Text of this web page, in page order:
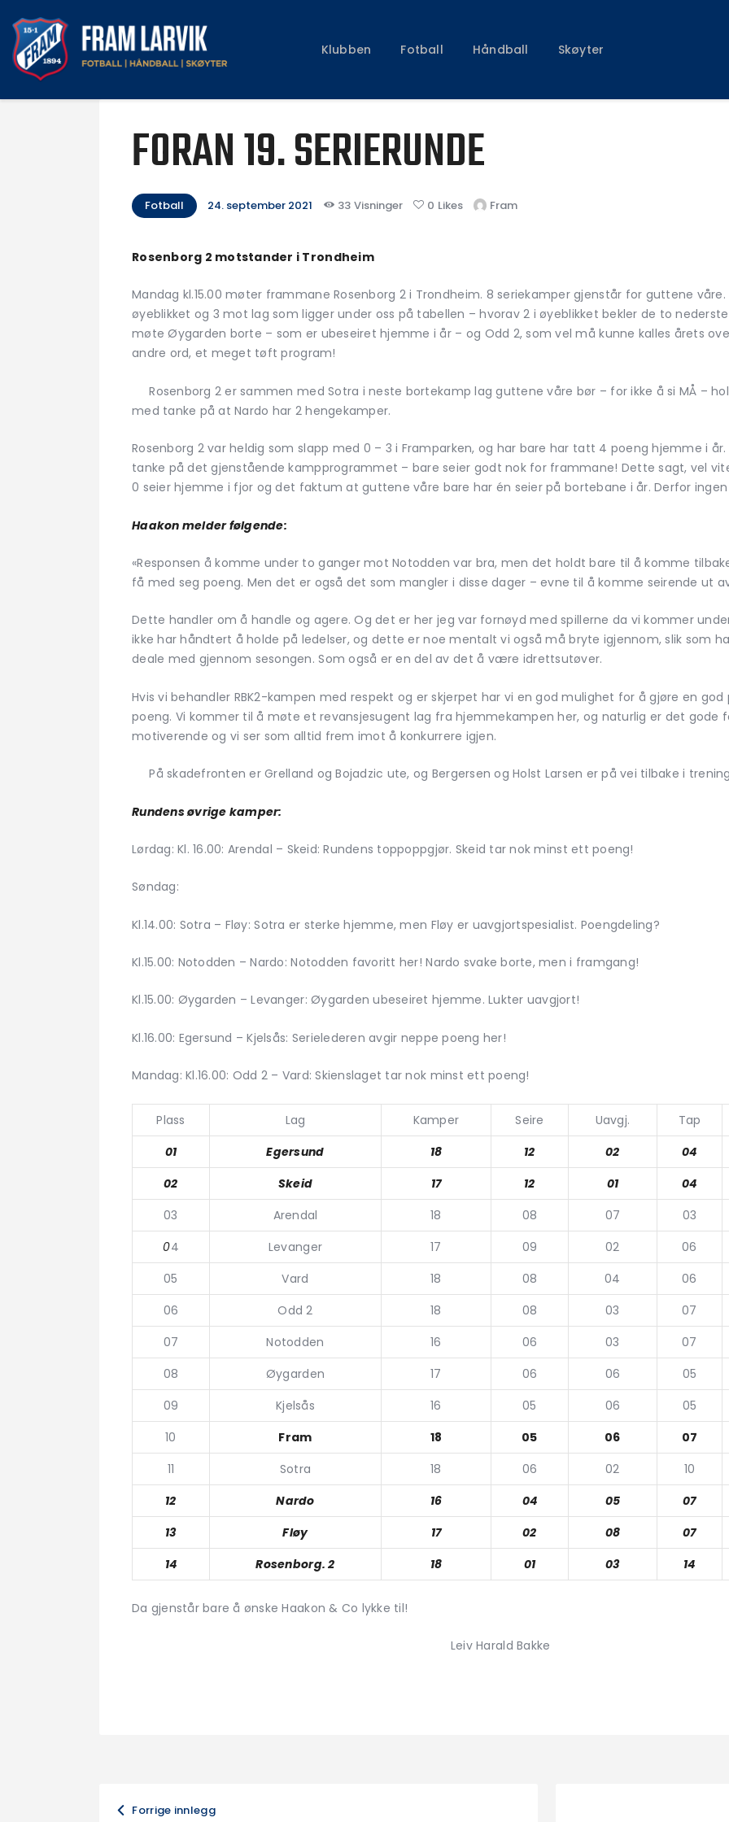
Klubben Fotball Håndball Skøyter
Fotball
Skøyter
FORAN 19. SERIERUNDE
Fotball 24. september 2021 33 Visninger 0 Likes Fram
Rosenborg 2 motstander i Trondheim
Mandag kl.15.00 møter frammane Rosenborg 2 i Trondheim. 8 seriekamper gjenstår for guttene
øyeblikket og 3 mot lag som ligger under oss på tabellen – hvorav 2 i øyeblikket bekler de to
møte Øygarden borte – som er ubeseiret hjemme i år – og Odd 2, som vel må kunne kalles årets
andre ord, et meget tøft program!
Rosenborg 2 er sammen med Sotra i neste bortekamp lag guttene våre bør – for ikke å si MÅ –
med tanke på at Nardo har 2 hengekamper.
Rosenborg 2 var heldig som slapp med 0 – 3 i Framparken, og har bare har tatt 4 poeng hjemme i
tanke på det gjenstående kampprogrammet – bare seier godt nok for frammane! Dette sagt, vel
0 seier hjemme i fjor og det faktum at guttene våre bare har én seier på bortebane i år. Derfor
Haakon melder følgende:
«Responsen å komme under to ganger mot Notodden var bra, men det holdt bare til å komme
få med seg poeng. Men det er også det som mangler i disse dager – evne til å komme seirende ut
Dette handler om å handle og agere. Og det er her jeg var fornøyd med spillerne da vi kommer
ikke har håndtert å holde på ledelser, og dette er noe mentalt vi også må bryte igjennom, slik som
deale med gjennom sesongen. Som også er en del av det å være idrettsutøver.
Hvis vi behandler RBK2-kampen med respekt og er skjerpet har vi en god mulighet for å gjøre en
poeng. Vi kommer til å møte et revansjesugent lag fra hjemmekampen her, og naturlig er det gode
motiverende og vi ser som alltid frem imot å konkurrere igjen.
På skadefronten er Grelland og Bojadzic ute, og Bergersen og Holst Larsen er på vei tilbake i
Rundens øvrige kamper:
Lørdag: Kl. 16.00: Arendal – Skeid: Rundens toppoppgjør. Skeid tar nok minst ett poeng!
Søndag:
Kl.14.00: Sotra – Fløy: Sotra er sterke hjemme, men Fløy er uavgjortspesialist. Poengdeling?
Kl.15.00: Notodden – Nardo: Notodden favoritt her! Nardo svake borte, men i framgang!
Kl.15.00: Øygarden – Levanger: Øygarden ubeseiret hjemme. Lukter uavgjort!
Kl.16.00: Egersund – Kjelsås: Serielederen avgir neppe poeng her!
Mandag: Kl.16.00: Odd 2 – Vard: Skienslaget tar nok minst ett poeng!
Plass Lag Kamper Seire Uavgj.
Tap
01
Egersund 18 12 02
04
02
Skeid 17 12 01
04
03
Arendal 18 08 07
03
04 Levanger 17 09 02
06
05
Vard 18 08 04
06
06
Odd 2 18 08 03
07
07
Notodden 16 06 03
07
08
Øygarden 17 06 06
05
09
Kjelsås 16 05 06
05
10
Fram 18 05 06
07
11
Sotra 18 06 02
10
12
Nardo 16 04 05
07
13
Fløy 17 02 08
07
14
Rosenborg. 2 18 01 03 14
Da gjenstår bare å ønske Haakon & Co lykke til!
Leiv Harald Bakke
Forrige innlegg